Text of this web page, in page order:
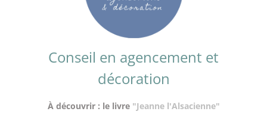
Conseil en agencement et
décoration
À découvrir : le livre "Jeanne l'Alsacienne"